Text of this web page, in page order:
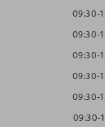
09:30-
09:30-
09:30-
09:30-
09:30-
09:30-